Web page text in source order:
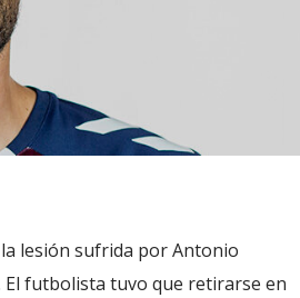
lesión sufrida por Antonio
El futbolista tuvo que retirarse en